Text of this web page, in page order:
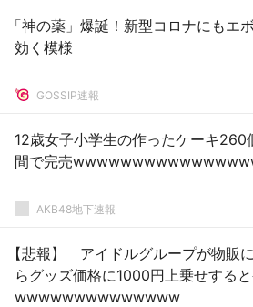
「神の薬」爆誕！新型コロナにもエ
効く模様
GOSSIP速報
12歳女子小学生の作ったケーキ260
間で完売
AKB48地下速報
【悲報】 アイドルグループが物販
らグッズ価格に1000円上乗せする
wwwwwwwwwwwwww